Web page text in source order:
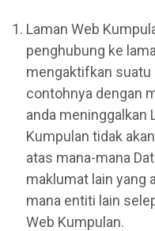
Laman Web
penghubung ke
mengaktifkan suatu
contohnya dengan
anda meninggalkan
Kumpulan tidak
atas mana-mana
maklumat lain yang
mana entiti lain
Web Kumpulan.